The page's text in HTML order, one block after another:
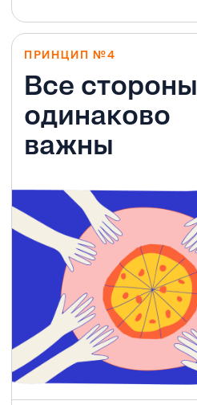
ПРИНЦИП №4
Все стороны
одинаково
важны